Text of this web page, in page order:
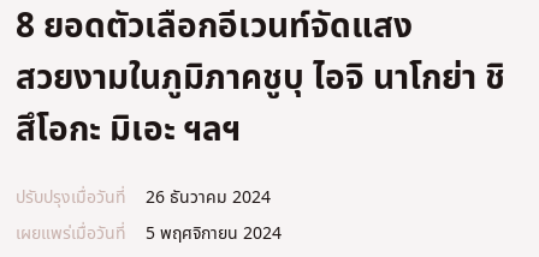
8 ยอดตัวเลือกอีเวนท์จัดแสง
สวยงามในภูมิภาคชูบุ ไอจิ นาโกย่า ชิ
สึโอกะ มิเอะ ฯลฯ
ปรับปรุงเมื่อวันที่
26 ธันวาคม 2024
เผยแพร่เมื่อวันที่
5 พฤศจิกายน 2024